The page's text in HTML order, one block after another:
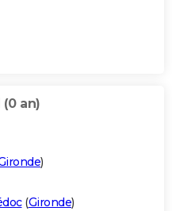
(0 an)
)
(Gironde)